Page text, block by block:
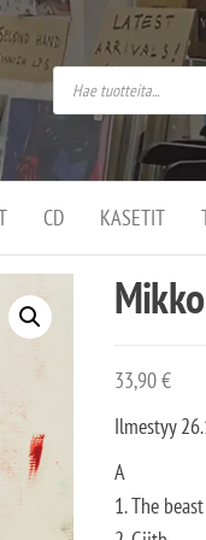
–
on
CD KASETIT
33,90€
Ilmestyy
A
1. The